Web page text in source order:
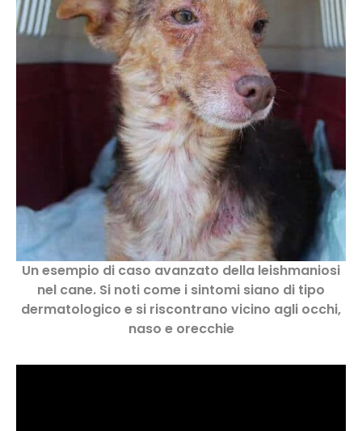
Un esempio di caso avanzato della leishmaniosi
nel cane. Si noti come i sintomi siano di tipo
dermatologico e si riscontrano vicino agli occhi,
naso e orecchie